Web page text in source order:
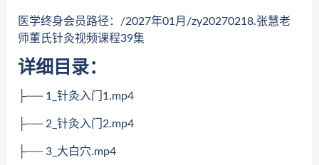
医学终身会员路径：/2027年01月/zy20270218.张慧老
师董氏针灸视频课程39集
详细目录：
├── 1_针灸入门1.mp4
├── 2_针灸入门2.mp4
├── 3_大白穴.mp4